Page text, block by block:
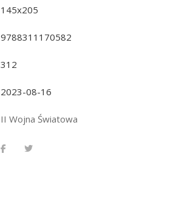
145x205
9788311170582
312
2023-08-16
II Wojna Światowa